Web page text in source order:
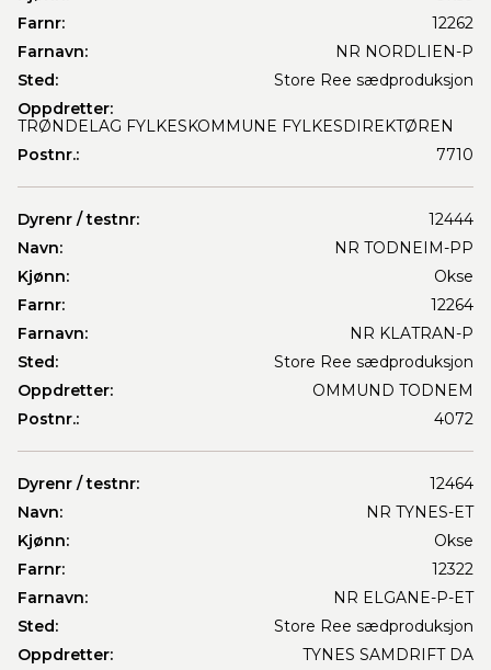
Farnr:
12262
Farnavn:
NR NORDLIEN-P
Sted:
Store Ree sædproduksjon
Oppdretter:
TRØNDELAG FYLKESKOMMUNE FYLKESDIREKTØREN
Postnr.:
7710
Dyrenr / testnr:
12444
Navn:
NR TODNEIM-PP
Kjønn:
Okse
Farnr:
12264
Farnavn:
NR KLATRAN-P
Sted:
Store Ree sædproduksjon
Oppdretter:
OMMUND TODNEM
Postnr.:
4072
Dyrenr / testnr:
12464
Navn:
NR TYNES-ET
Kjønn:
Okse
Farnr:
12322
Farnavn:
NR ELGANE-P-ET
Sted:
Store Ree sædproduksjon
Oppdretter:
TYNES SAMDRIFT DA